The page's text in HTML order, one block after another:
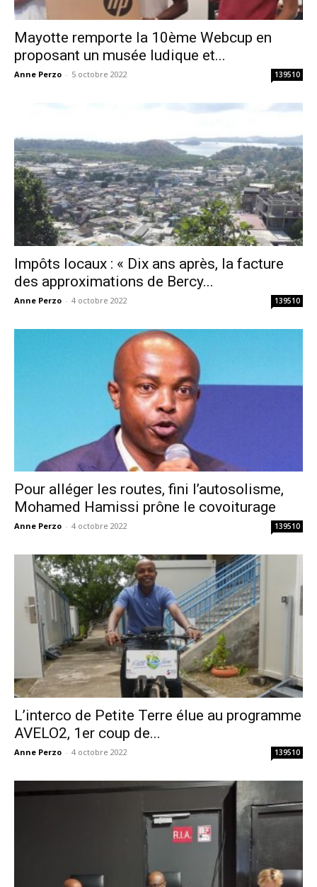
Mayotte remporte la 10ème Webcup en
proposant un musée ludique et...
Anne Perzo - 5 octobre 2022 139510
Impôts locaux : « Dix ans après, la facture
des approximations de Bercy...
Anne Perzo - 4 octobre 2022 139510
Pour alléger les routes, fini l’autosolisme,
Mohamed Hamissi prône le covoiturage
Anne Perzo - 4 octobre 2022 139510
L’interco de Petite Terre élue au programme
AVELO2, 1er coup de...
Anne Perzo - 4 octobre 2022 139510